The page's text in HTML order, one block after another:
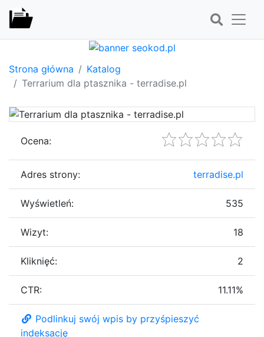
Strona główna
Katalog
Terrarium dla ptasznika - terradise.pl
Ocena:
Adres strony: terradise.pl
Wyświetleń: 535
Wizyt: 18
Kliknięć: 2
CTR: 11.11%
Podlinkuj swój wpis by przyśpieszyć
indeksację